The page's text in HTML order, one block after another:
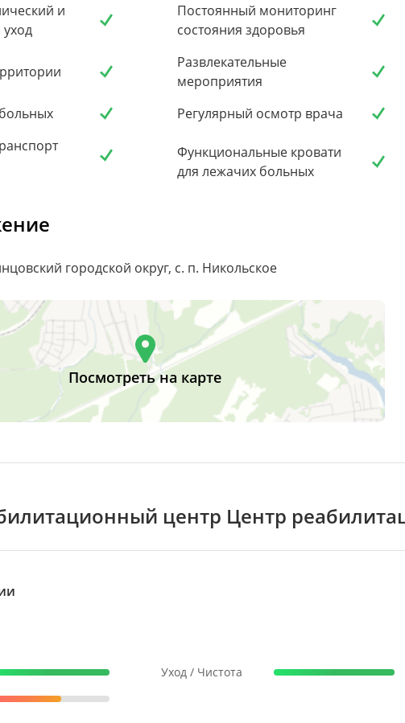
и
Постоянный мониторинг
состояния здоровья
Развлекательные
мероприятия
Регулярный осмотр врача
Функциональные кровати
для лежачих больных
городской округ, с. п. Никольское
Посмотреть на карте
центр Центр
Уход / Чистота